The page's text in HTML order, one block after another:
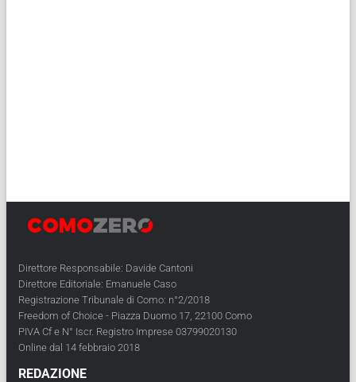
Direttore Responsabile: Davide Cantoni
Direttore Editoriale: Emanuele Caso
Registrazione Tribunale di Como: n°2/2018
Freedom of Choice - Piazza Duomo 17, 22100 Como
PIVA Cf e N° Iscr. Registro Imprese 03799020130
Online dal 14 febbraio 2018
REDAZIONE